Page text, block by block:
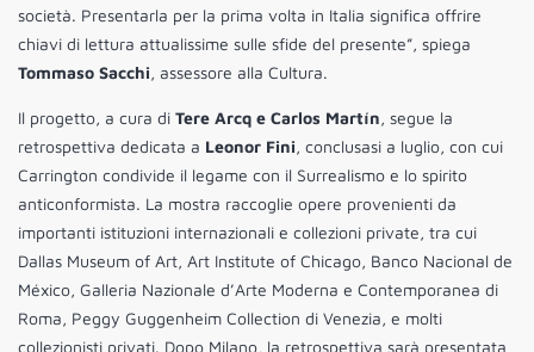
società. Presentarla per la prima volta in Italia significa offrire
chiavi di lettura attualissime sulle sfide del presente”, spiega
Tommaso Sacchi, assessore alla Cultura.
Il progetto, a cura di Tere Arcq e Carlos Martín, segue la
retrospettiva dedicata a Leonor Fini, conclusasi a luglio, con cui
Carrington condivide il legame con il Surrealismo e lo spirito
anticonformista. La mostra raccoglie opere provenienti da
importanti istituzioni internazionali e collezioni private, tra cui
Dallas Museum of Art, Art Institute of Chicago, Banco Nacional de
México, Galleria Nazionale d’Arte Moderna e Contemporanea di
Roma, Peggy Guggenheim Collection di Venezia, e molti
collezionisti privati. Dopo Milano, la retrospettiva sarà presentata